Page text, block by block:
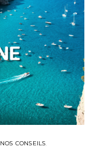
NOS CONSEILS